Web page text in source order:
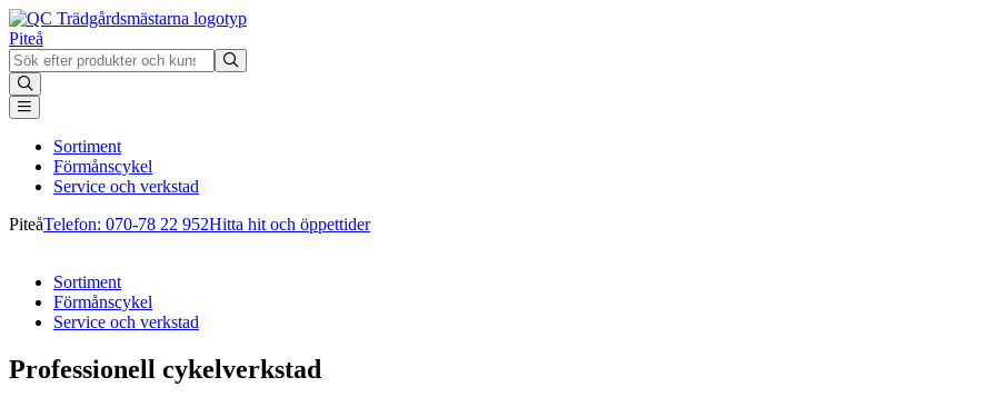
Piteå
Sortiment
Förmånscykel
Service och verkstad
PiteåTelefon: 070-78 22 952Hitta hit och öppettider
Sortiment
Förmånscykel
Service och verkstad
Professionell cykelverkstad